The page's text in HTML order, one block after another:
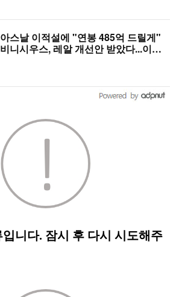
아스날 이적설에 "연봉 485억 드릴게"
비니시우스, 레알 개선안 받았다...이제